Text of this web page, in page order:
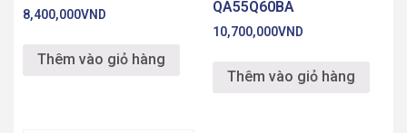
8,400,000VND
Thêm vào giỏ hàng
QA55Q60BA
10,700,000VND
Thêm vào giỏ hàng